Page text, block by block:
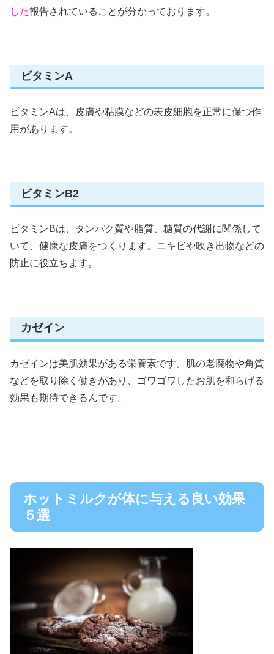
した報告されていることが分かっております。
ビタミンA
ビタミンAは、皮膚や粘膜などの表皮細胞を正常に保つ作
用があります。
ビタミンB2
ビタミンBは、タンパク質や脂質、糖質の代謝に関係して
いて、健康な皮膚をつくります。ニキビや吹き出物などの
防止に役立ちます。
カゼイン
カゼインは美肌効果がある栄養素です。肌の老廃物や角質
などを取り除く働きがあり、ゴワゴワしたお肌を和らげる
効果も期待できるんです。
ホットミルクが体に与える良い効果
５選